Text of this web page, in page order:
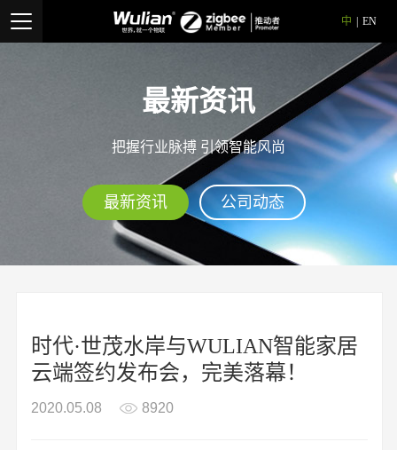
中 EN
最新资讯
把握行业脉搏 引领智能风尚
最新资讯 公司动态
时代·世茂水岸与WULIAN智能家居
云端签约发布会，完美落幕！
2020.05.08 8920